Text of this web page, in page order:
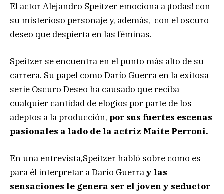
El actor Alejandro Speitzer emociona a ¡todas! con
su misterioso personaje y, además, con el oscuro
deseo que despierta en las féminas.
Speitzer se encuentra en el punto más alto de su
carrera. Su papel como Darío Guerra en la exitosa
serie Oscuro Deseo ha causado que reciba
cualquier cantidad de elogios por parte de los
adeptos a la producción, por sus fuertes escenas
pasionales a lado de la actriz Maite Perroni.
En una entrevista,Speitzer habló sobre como es
para él interpretar a Dario Guerray las
sensaciones le genera ser el joven y seductor